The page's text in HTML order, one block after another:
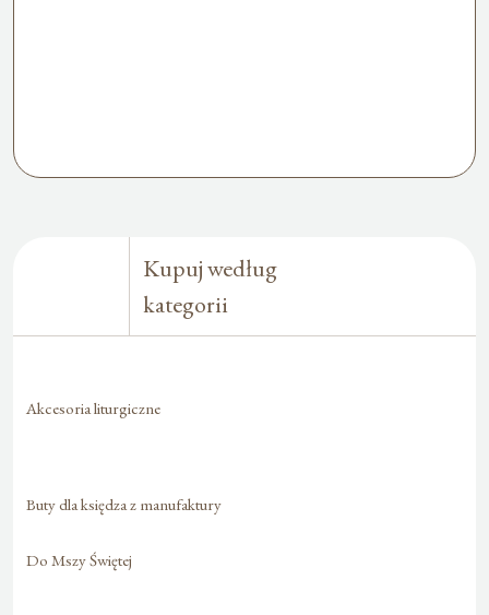
Kupuj według
kategorii
Akcesoria liturgiczne
Buty dla księdza z manufaktury
Do Mszy Świętej